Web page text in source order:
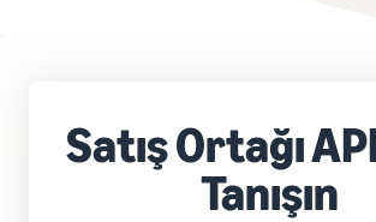
Satış Ortağı
Tanışın